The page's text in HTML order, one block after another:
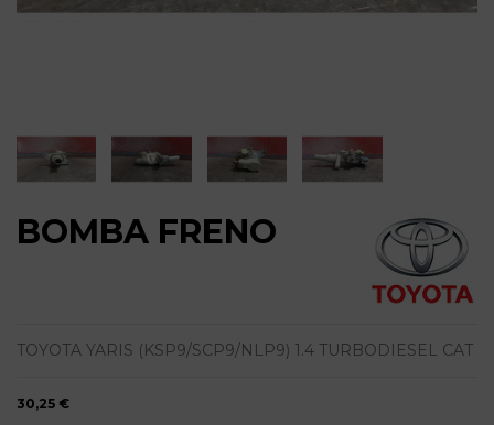
BOMBA FRENO
TOYOTA YARIS (KSP9/SCP9/NLP9) 1.4 TURBODIESEL CAT
30,25 €